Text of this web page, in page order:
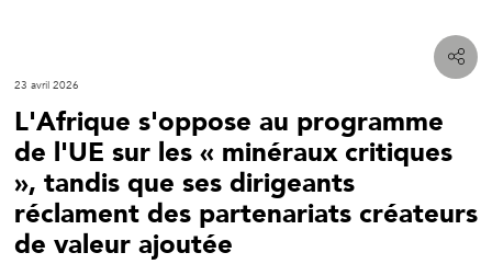
23 avril 2026
L'Afrique s'oppose au programme
de l'UE sur les « minéraux critiques
», tandis que ses dirigeants
réclament des partenariats créateurs
de valeur ajoutée